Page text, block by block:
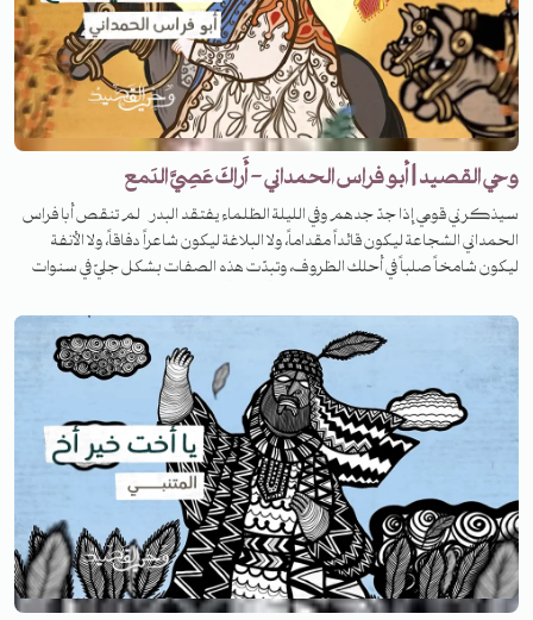
وحي القصيد | أبو فراس الحمداني - أَراكَ عَصِيَّ الدَمع
سيذكرني قومي إذا جدّ جدهم وفي الليلة الظلماء يفتقد البدر لم تنقص أبا فراس
الحمداني الشجاعة ليكون قائداً مقداماً، ولا البلاغة ليكون شاعراً دفاقاً، ولا الأنفة
ليكون شامخاً صلباً في أحلك الظروف، وتبدّت هذه الصفات بشكل جليّ في سنوات
وراءها؟ تابعوا الحلقة من برنامج وحي القصيد.